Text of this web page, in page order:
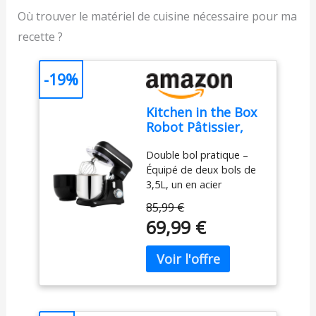
Où trouver le matériel de cuisine nécessaire pour ma
recette ?
Kitchen in the Box
Robot Pâtissier,
Bols, Compact et
Léger, 10 Vitesses
avec Fonction
Pulse, Finition
Mate, Fouet,
Crochet Pétrisseur
et Batteur, Noir
Double bol pratique –
Équipé de deux bols de
3,5L, un en acier
en plastique alimentaire
de haute qualité, ce
robot pâtissier vous
permet d'alterner
facilement entre
différentes préparations
85,99 €
69,99 €
-19%